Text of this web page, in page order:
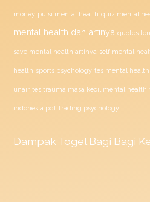
money puisi mental health quiz mental
mental health dan artinya quotes
save mental health artinya self mental
health sports psychology tes mental
unair tes trauma masa kecil mental health
indonesia pdf trading psychology
Dampak Togel Bagi Bagi